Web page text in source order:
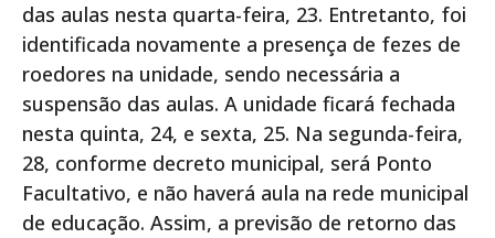
das aulas nesta quarta-feira, 23. Entretanto, foi
identificada novamente a presença de fezes de
roedores na unidade, sendo necessária a
suspensão das aulas. A unidade ficará fechada
nesta quinta, 24, e sexta, 25. Na segunda-feira,
28, conforme decreto municipal, será Ponto
Facultativo, e não haverá aula na rede municipal
de educação. Assim, a previsão de retorno das